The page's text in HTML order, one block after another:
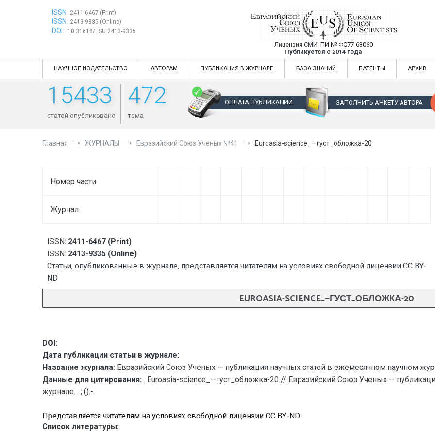
ISSN: 2411-6467 (Print)
ISSN: 2413-9335 (Online)
DOI: 10.31618/ESU.2413-9335
Евразийский Союз Ученых —
Лицензия СМИ: ПИ № ФС77-63060
Публикуется с 2014 года
Евразийский Союз Ученых — публикация научных статей в
НАУЧНОЕ ИЗДАТЕЛЬСТВО АВТОРАМ ПУБЛИКАЦИЯ В ЖУРНАЛЕ БАЗА ЗНАНИЙ ПАТЕНТЫ АРХИВ
15433
статей опубликовано
472
тома
ОПЛАТА ПУБЛИКАЦИИ ЗАПОЛНИТЬ АНКЕТУ АВТОРА
Главная ЖУРНАЛЫ Евразийский Союз Ученых №41 Euroasia-science_—густ_обложка-20
Номер части:
Журнал
ISSN: 2411-6467 (Print)
ISSN: 2413-9335 (Online)
Статьи, опубликованные в журнале, представляется читателям на условиях свободной лицензии CC BY-
ND
EUROASIA-SCIENCE_—ГУСТ_ОБЛОЖКА-20
DOI:
Дата публикации статьи в журнале:
Название журнала: Евразийский Союз Ученых — публикация научных статей в ежемесячном научном
Данные для цитирования: . Euroasia-science_—густ_обложка-20 // Евразийский Союз Ученых —
журнале. . ; ():-.
Представляется читателям на условиях свободной лицензии CC BY-ND
Список литературы: